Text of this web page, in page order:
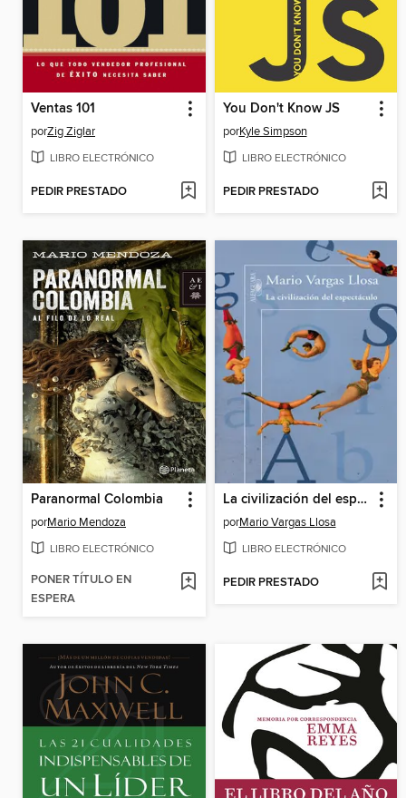
Ventas 101
porZig Ziglar
LIBRO ELECTRÓNICO
PEDIR PRESTADO
You Don't Know JS
porKyle Simpson
LIBRO ELECTRÓNICO
PEDIR PRESTADO
Paranormal Colombia
porMario Mendoza
LIBRO ELECTRÓNICO
PONER TÍTULO EN
ESPERA
La civilización del espectáculo
porMario Vargas Llosa
LIBRO ELECTRÓNICO
PEDIR PRESTADO